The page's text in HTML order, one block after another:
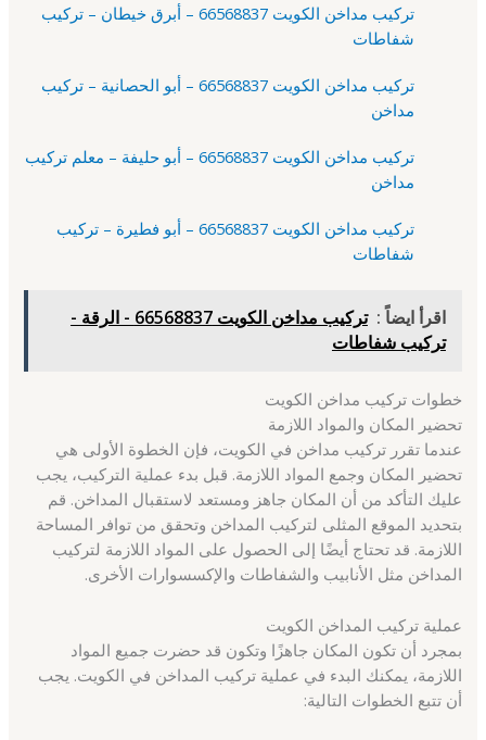
تركيب مداخن الكويت 66568837 – أبرق خيطان – تركيب
شفاطات
تركيب مداخن الكويت 66568837 – أبو الحصانية – تركيب
مداخن
تركيب مداخن الكويت 66568837 – أبو حليفة – معلم تركيب
مداخن
تركيب مداخن الكويت 66568837 – أبو فطيرة – تركيب
شفاطات
اقرأ ايضاً :
تركيب مداخن الكويت 66568837 - الرقة -
تركيب شفاطات
خطوات تركيب مداخن الكويت
تحضير المكان والمواد اللازمة
عندما تقرر تركيب مداخن في الكويت، فإن الخطوة الأولى هي
تحضير المكان وجمع المواد اللازمة. قبل بدء عملية التركيب، يجب
عليك التأكد من أن المكان جاهز ومستعد لاستقبال المداخن. قم
بتحديد الموقع المثلى لتركيب المداخن وتحقق من توافر المساحة
اللازمة. قد تحتاج أيضًا إلى الحصول على المواد اللازمة لتركيب
المداخن مثل الأنابيب والشفاطات والإكسسوارات الأخرى.
عملية تركيب المداخن الكويت
بمجرد أن تكون المكان جاهزًا وتكون قد حضرت جميع المواد
اللازمة، يمكنك البدء في عملية تركيب المداخن في الكويت. يجب
أن تتبع الخطوات التالية: